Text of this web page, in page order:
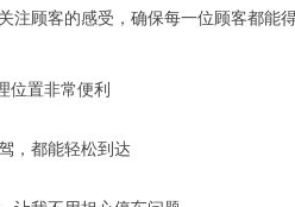
注顾客的感受，确保每一位顾客都能
位置非常便利
，都能轻松到达